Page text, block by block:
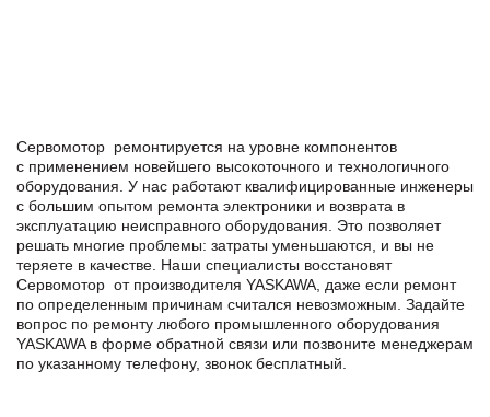
Сервомотор ремонтируется на уровне компонентов
с применением новейшего высокоточного и технологичного
оборудования. У нас работают квалифицированные инженеры
с большим опытом ремонта электроники и возврата в
эксплуатацию неисправного оборудования. Это позволяет
решать многие проблемы: затраты уменьшаются, и вы не
теряете в качестве. Наши специалисты восстановят
Сервомотор от производителя YASKAWA, даже если ремонт
по определенным причинам считался невозможным. Задайте
вопрос по ремонту любого промышленного оборудования
YASKAWA в формe обратной связи или позвоните менеджерам
по указанному телефону, звонок бесплатный.